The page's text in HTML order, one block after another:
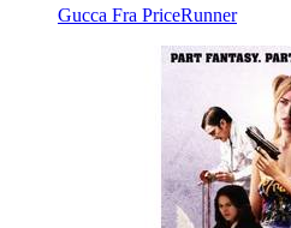
Gucca Fra PriceRunner